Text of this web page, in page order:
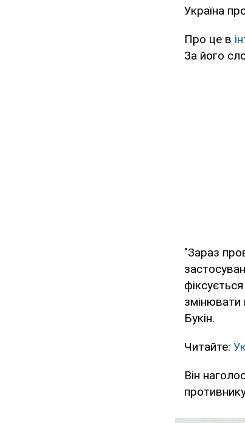
Україна
Про це в
За його
"Зараз
змінювати
Букін.
Читайте:
Він